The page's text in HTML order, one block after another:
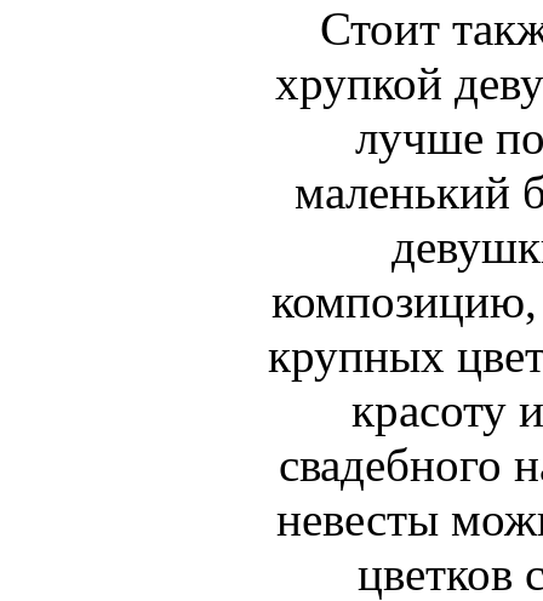
Стоит
хрупкой
лучше
маленький
композицию,
крупных
красоту
свадебного
невесты
цветков